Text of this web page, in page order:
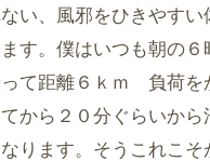
い、風邪をひきやす
す。僕はいつも朝の
て距離６ｋｍ 負荷を
から２０分ぐらいか
ります。そうこれこ